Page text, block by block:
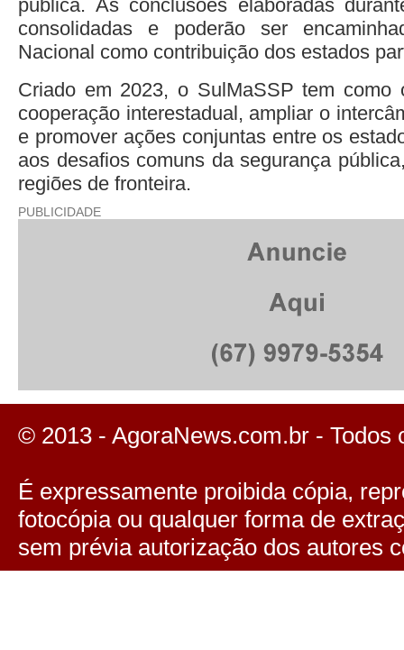
pública. As conclusões elaboradas
consolidadas e poderão ser
Nacional como contribuição dos estados
Criado em 2023, o SulMaSSP tem como
cooperação interestadual, ampliar o
e promover ações conjuntas entre os
aos desafios comuns da segurança
regiões de fronteira.
PUBLICIDADE
© 2013 - AgoraNews.com.br - Todos
É expressamente proibida cópia,
fotocópia ou qualquer forma de
sem prévia autorização dos autores